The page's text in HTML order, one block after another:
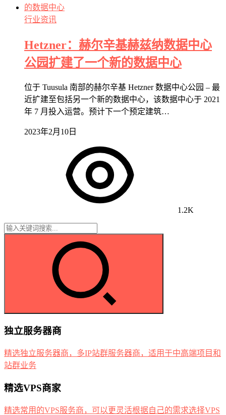
行业资讯
Hetzner：赫尔辛基赫兹纳数据中心
公园扩建了一个新的数据中心
位于 Tuusula 南部的赫尔辛基 Hetzner 数据中心公园 – 最
近扩建至包括另一个新的数据中心，该数据中心于 2021
年 7 月投入运营。预计下一个预定建筑…
2023年2月10日
1.2K
独立服务器商
精选独立服务器商，多IP站群服务器商，适用于中高端项目和
站群业务
精选VPS商家
精选常用的VPS服务商，可以更灵活根据自己的需求选择VPS